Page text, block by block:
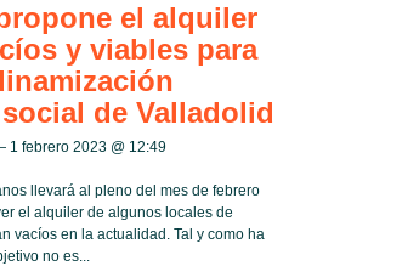
el alquiler
y viables para
de Valladolid
1 febrero 2023 @ 12:49
llevará al pleno del mes de febrero
el alquiler de algunos locales de
vacíos en la actualidad. Tal y como ha
no es...